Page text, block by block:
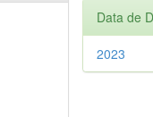
Data de
2023